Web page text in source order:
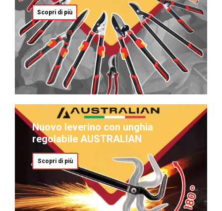
Scopri di più
Nuovo leverino con unghia
regolabile AUSTRALIAN
Scopri di più